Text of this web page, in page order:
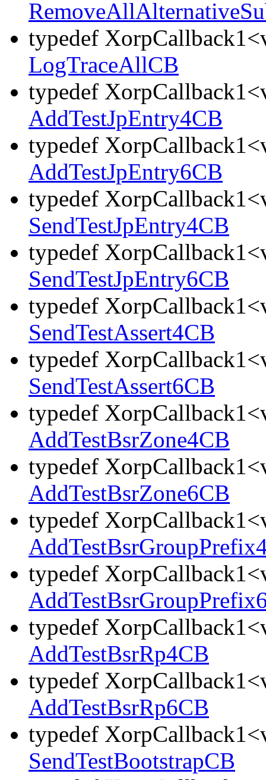
typedef
LogTraceAllCB
typedef
AddTestJpEntry4CB
typedef
AddTestJpEntry6CB
typedef
SendTestJpEntry4CB
typedef
SendTestJpEntry6CB
typedef
SendTestAssert4CB
typedef
SendTestAssert6CB
typedef
AddTestBsrZone4CB
typedef
AddTestBsrZone6CB
typedef
typedef
typedef
AddTestBsrRp4CB
typedef
AddTestBsrRp6CB
typedef
SendTestBootstrapCB